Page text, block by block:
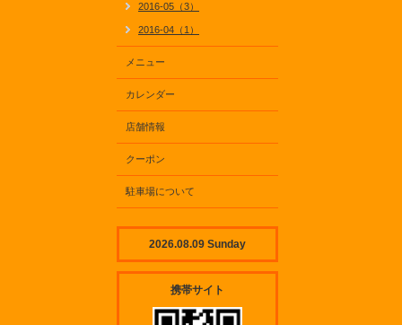
2016-05（3）
2016-04（1）
メニュー
カレンダー
店舗情報
クーポン
駐車場について
2026.08.09 Sunday
携帯サイト